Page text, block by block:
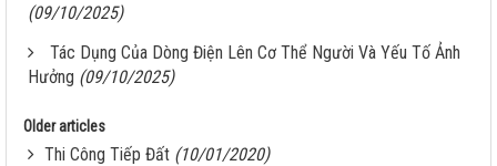
(09/10/2025)
Tác Dụng Của Dòng Điện Lên Cơ Thể Người Và Yếu Tố Ảnh
Hưởng (09/10/2025)
Older articles
Thi Công Tiếp Đất (10/01/2020)